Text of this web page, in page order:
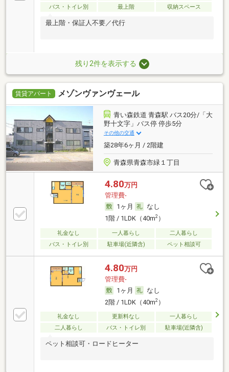
バス・トイレ別
最上階 収納スペース
最上階・保証人不要／代行
残り2件を表示する
賃貸アパート メゾンヴァンヴェール
青い森鉄道 青森駅 バス20分/「大
野十文字」バス停 停歩5分
その他の交通
築28年6ヶ月 / 2階建
青森県青森市緑１丁目
4.80万円
管理費-
1ヶ月
なし
1階 / 1LDK（40m2）
礼金なし 一人暮らし
二人暮らし
バス・トイレ別
駐車場(近隣含) ペット相談可
4.80万円
管理費-
1ヶ月
なし
2階 / 1LDK（40m2）
礼金なし 更新料なし
一人暮らし
二人暮らし
バス・トイレ別 駐車場(近隣含)
ペット相談可・ロードヒーター